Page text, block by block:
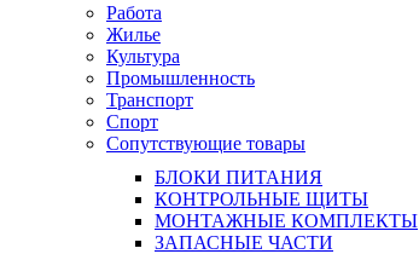
Работа
Жилье
Культура
Промышленность
Транспорт
Спорт
Сопутствующие товары
БЛОКИ ПИТАНИЯ
КОНТРОЛЬНЫЕ ЩИТЫ
МОНТАЖНЫЕ КОМПЛЕКТЫ
ЗАПАСНЫЕ ЧАСТИ